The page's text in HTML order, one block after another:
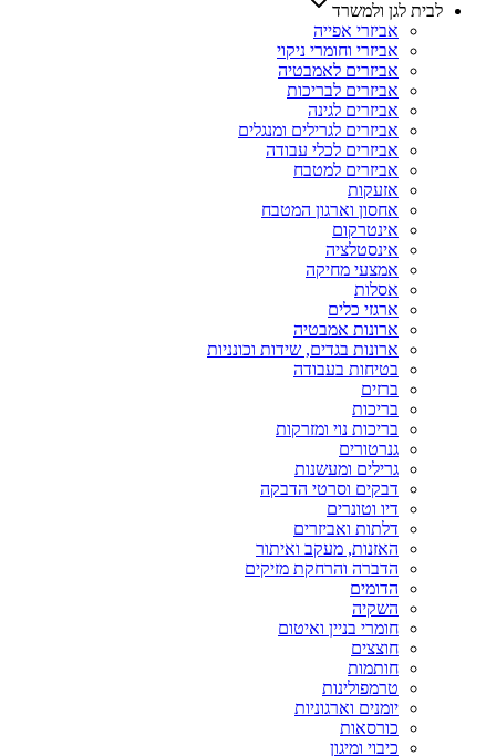
לבית לגן ולמשרד
אביזרי אפייה
אביזרי וחומרי ניקוי
אביזרים לאמבטיה
אביזרים לבריכות
אביזרים לגינה
אביזרים לגרילים ומנגלים
אביזרים לכלי עבודה
אביזרים למטבח
אזעקות
אחסון וארגון המטבח
אינטרקום
אינסטלציה
אמצעי מחיקה
אסלות
ארגזי כלים
ארונות אמבטיה
ארונות בגדים, שידות וכונניות
בטיחות בעבודה
ברזים
בריכות
בריכות נוי ומזרקות
גנרטורים
גרילים ומעשנות
דבקים וסרטי הדבקה
דיו וטונרים
דלתות ואביזרים
האזנות, מעקב ואיתור
הדברה והרחקת מזיקים
הדומים
השקיה
חומרי בניין ואיטום
חוצצים
חותמות
טרמפולינות
יומנים וארגוניות
כורסאות
כיבוי ומיגון